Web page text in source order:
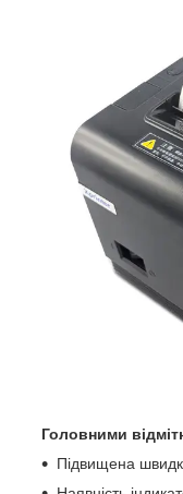
Головними
Підвищена